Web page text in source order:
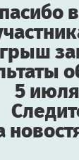
5